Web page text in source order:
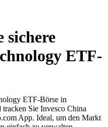
sichere
ETF-
ETF-Börse in
Sie Invesco China
App. Ideal, um den Markt